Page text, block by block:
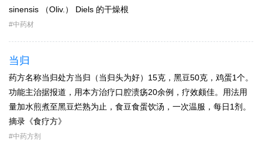
sinensis （Oliv.） Diels 的干燥根
中药材
当归
药方名称当归处方当归（当归头为好）15克，黑豆50克，鸡蛋1个。
功能主治据报道，用本方治疗口腔溃疡20余例，疗效颇佳。用法用
量加水煎煮至黑豆烂熟为止，食豆食蛋饮汤，一次温服，每日1剂。
摘录《食疗方》
中药方剂